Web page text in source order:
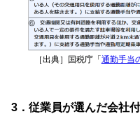
［出典］国税庁「 通勤手当
3．従業員が選んだ会社